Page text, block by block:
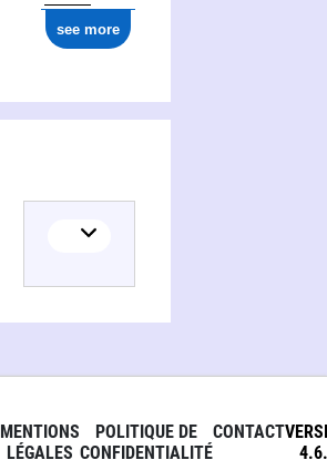
see more
MENTIONS
LÉGALES
POLITIQUE DE
CONFIDENTIALITÉ
CONTACT